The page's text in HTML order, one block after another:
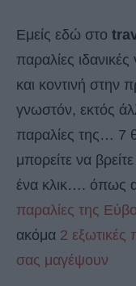
Εμείς εδώ στο
παραλίες
και κοντινή στην
γνωστόν, εκτός
παραλίες της… 7
μπορείτε να
ένα κλικ…. όπως
παραλίες της
ακόμα 2 εξωτικές
σας μαγέψουν